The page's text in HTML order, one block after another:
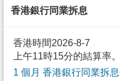
香港銀行同業拆息
香港時間2026-8-7
上午11時15分的結算率。
1 個月 香港銀行同業拆